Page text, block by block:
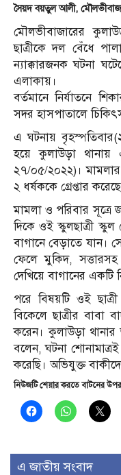
সৈয়দ বয়তুল আলী,
মৌলভীবাজারের
ছাত্রীকে দল বেঁধে
ন্যাক্কারজনক ঘটনা
এলাকায়।
বর্তমানে নির্যাতনে
সদর হাসপাতালে
এ ঘটনায়
হয়ে কুলাউড়া থানায়
২৭/০৫/২০২২)।
২ ধর্ষককে গ্রেপ্তার
মামলা ও পরিবার সূত্রে
দিকে ওই স্কুলছাত্রী
বাগানে বেড়াতে যান।
ফেলে মুকিদ,
দেখিয়ে বাগানের একটি
পরে বিষয়টি ওই
বিকেলে ছাত্রীর বাবা
করেন। কুলাউড়া থানার
বলেন, ঘটনা
করেছি। অভিযুক্ত
নিউজটি শেয়ার করতে বাটনের
এ জাতীয় সংবাদ